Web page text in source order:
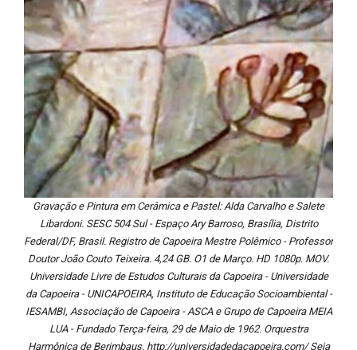
Gravação e Pintura em Cerâmica e Pastel: Alda Carvalho e Salete
Libardoni. SESC 504 Sul - Espaço Ary Barroso, Brasília, Distrito
Federal/DF, Brasil. Registro de Capoeira Mestre Polêmico - Professor
Doutor João Couto Teixeira. 4,24 GB. O1 de Março. HD 1080p. MOV.
Universidade Livre de Estudos Culturais da Capoeira - Universidade
da Capoeira - UNICAPOEIRA, Instituto de Educação Socioambiental -
IESAMBI, Associação de Capoeira - ASCA e Grupo de Capoeira MEIA
LUA - Fundado Terça-feira, 29 de Maio de 1962. Orquestra
Harmônica de Berimbaus. http://universidadedacapoeira.com/ Seja